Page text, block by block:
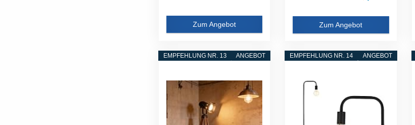
Zum Angebot Zum Angebot
ANGEBOT
EMPFEHLUNG NR. 13 ANGEBOT
EMPFEHLUNG NR. 14